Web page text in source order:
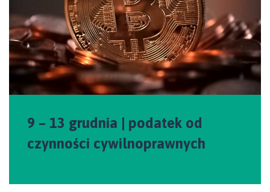
9 – 13 grudnia | podatek od
czynności cywilnoprawnych